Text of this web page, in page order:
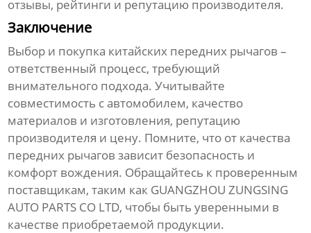
отзывы, рейтинги и репутацию производителя.
Заключение
Выбор и покупка китайских передних рычагов –
ответственный процесс, требующий
внимательного подхода. Учитывайте
совместимость с автомобилем, качество
материалов и изготовления, репутацию
производителя и цену. Помните, что от качества
передних рычагов зависит безопасность и
комфорт вождения. Обращайтесь к проверенным
поставщикам, таким как GUANGZHOU ZUNGSING
AUTO PARTS CO LTD, чтобы быть уверенными в
качестве приобретаемой продукции.